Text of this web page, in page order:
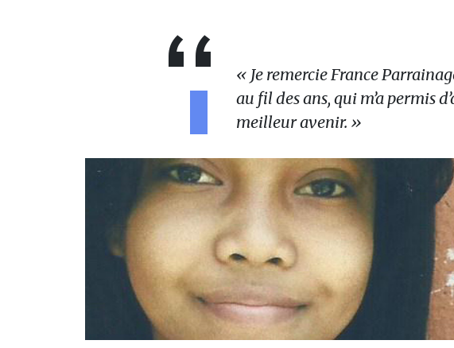
« Je remercie France
au fil des ans, qui m’a permis
meilleur avenir. »